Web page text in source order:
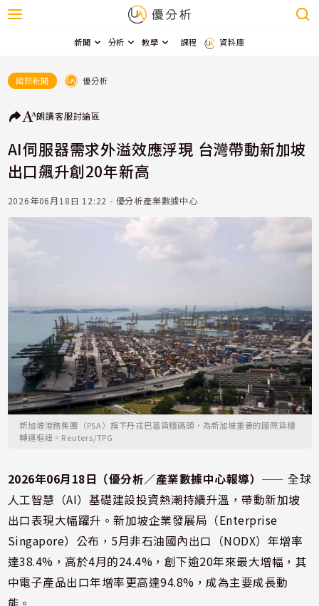
新聞 分析 教學 課程 資料庫
國際新聞 優分析
朗讀客服討論區
AI伺服器需求外溢效應浮現 台灣帶動新加坡
出口飆升創20年新高
2026年06月18日 12:22 - 優分析產業數據中心
新加坡港務集團（PSA）旗下丹戎巴葛貨櫃碼頭，為新加坡重要的國際貨櫃
轉運樞紐。Reuters/TPG
2026年06月18日（優分析／產業數據中心報導） ⸺ 全球
人工智慧（AI）基礎建設投資熱潮持續升溫，帶動新加坡
出口表現大幅躍升。新加坡企業發展局（Enterprise
Singapore）公布，5月非石油國內出口（NODX）年增率
達38.4%，高於4月的24.4%，創下逾20年來最大增幅，其
中電子產品出口年增率更高達94.8%，成為主要成長動